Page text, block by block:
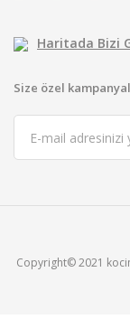
Haritada Bizi
Size özel
Copyright© 2021